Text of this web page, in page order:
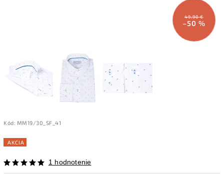
49,90 €
–50 %
Kód: MM19/30_SF_41
AKCIA
1 hodnotenie